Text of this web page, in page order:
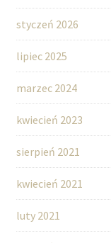
styczeń 2026
lipiec 2025
marzec 2024
kwiecień 2023
sierpień 2021
kwiecień 2021
luty 2021